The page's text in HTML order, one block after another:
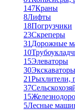
147Краны
8Лифты
18Погрузчики
23Скреперы
31 Дорожные
10
15Элеваторы
30Экскаваторы
21Рыхлители,
37
15
5Лесные